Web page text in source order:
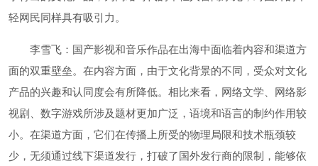
轻网民同样具有吸引力。
李雪飞：国产影视和音乐作品在出海中面临着内容和渠道方
面的双重壁垒。在内容方面，由于文化背景的不同，受众对文化
产品的兴趣和认同度会有所降低。相比来看，网络文学、网络影
视剧、数字游戏所涉及题材更加广泛，语境和语言的制约作用较
小。在渠道方面，它们在传播上所受的物理局限和技术瓶颈较
少，无须通过线下渠道发行，打破了国外发行商的限制，能够依